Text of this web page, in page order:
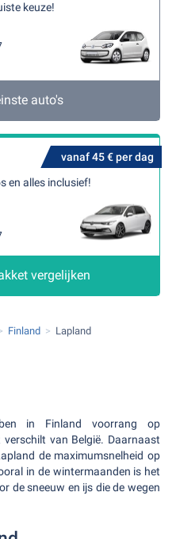
keuze!
auto's
vanaf 45 € per dag
en alles inclusief!
vergelijken
Finland Lapland
in Finland voorrang op
van België. Daarnaast
de maximumsnelheid op
in de wintermaanden is het
de sneeuw en ijs die de wegen